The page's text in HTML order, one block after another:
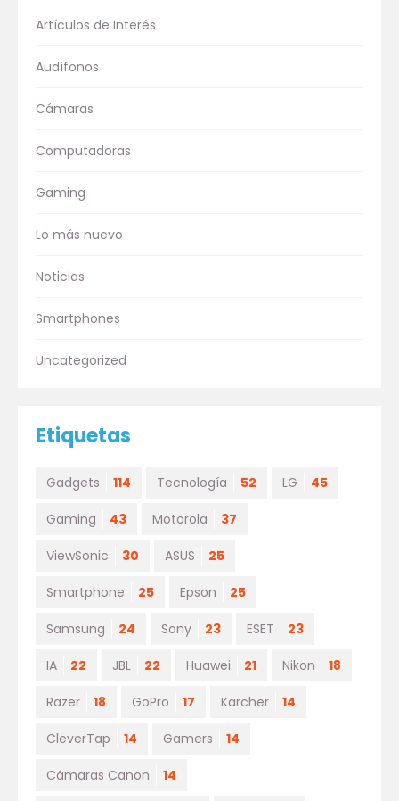
Artículos de Interés
Audífonos
Cámaras
Computadoras
Gaming
Lo más nuevo
Noticias
Smartphones
Uncategorized
Etiquetas
Gadgets 114 Tecnología 52 LG 45
Gaming 43 Motorola 37
ViewSonic 30 ASUS 25
Smartphone 25 Epson 25
Samsung 24 Sony 23 ESET 23
IA 22 JBL 22 Huawei 21 Nikon 18
Razer 18 GoPro 17 Karcher 14
CleverTap 14 Gamers 14
Cámaras Canon 14